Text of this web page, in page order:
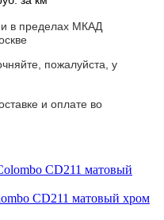
в пределах МКАД
пожалуйста, у
и оплате во
CD211 матовый хром